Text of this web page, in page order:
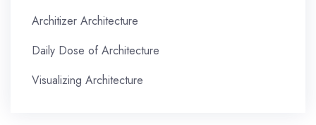
Architizer Architecture
Daily Dose of Architecture
Visualizing Architecture